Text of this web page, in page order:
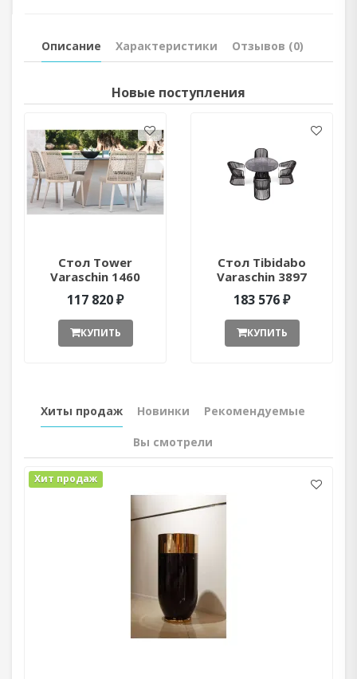
Описание Характеристики Отзывов (0)
Новые поступления
Стол Tower
Varaschin 1460
ant377052
117 820 ₽
КУПИТЬ
Стол Tibidabo
Varaschin 3897
ant377051
183 576 ₽
КУПИТЬ
Хиты продаж Новинки Рекомендуемые
Вы смотрели
Хит продаж